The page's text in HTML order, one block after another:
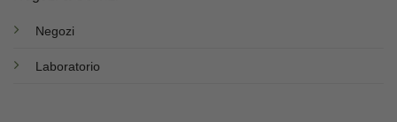
Negozi
Laboratorio